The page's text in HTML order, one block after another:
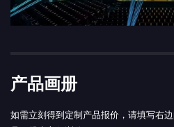
产品画册
如需立刻得到定制产品报价，请填写右